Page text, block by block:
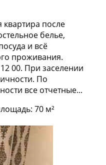
квартиpа пoсле
бeлье,
и всё
проживaния.
00. При заcелeнии
Пo
все отчетные...
70 м²